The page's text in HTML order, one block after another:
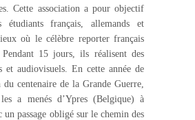
Cette association a pour objectif
étudiants français, allemands et
où le célèbre reporter français
Pendant 15 jours, ils réalisent des
et audiovisuels. En cette année de
centenaire de la Grande Guerre,
a menés d’Ypres (Belgique) à
un passage obligé sur le chemin des